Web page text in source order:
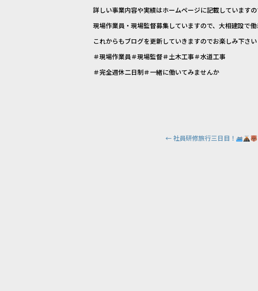
詳しい事業内容や実績はホームページに記載しています
現場作業員・現場監督募集していますので、大相建設で
これからもブログを更新していきますのでお楽しみ下さい
＃現場作業員＃現場監督＃土木工事＃水道工事
＃完全週休二日制＃一緒に働いてみませんか
←社員研修旅行三日目！